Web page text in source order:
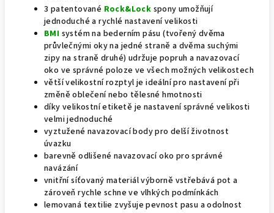
3 patentované Rock&Lock spony umožňují
jednoduché a rychlé nastavení velikosti
BMI systém na bederním pásu (tvořený dvěma
průvlečnými oky na jedné straně a dvěma suchými
zipy na straně druhé) udržuje popruh a navazovací
oko ve správné poloze ve všech možných velikostech
větší velikostní rozptyl je ideální pro nastavení při
změně oblečení nebo tělesné hmotnosti
díky velikostní etiketě je nastavení správné velikosti
velmi jednoduché
vyztužené navazovací body pro delší životnost
úvazku
barevně odlišené navazovací oko pro správné
navázání
vnitřní síťovaný materiál výborně vstřebává pot a
zároveň rychle schne ve vlhkých podmínkách
lemovaná textilie zvyšuje pevnost pasu a odolnost